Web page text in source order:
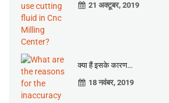
21 अक्टूबर, 2019
क्या हैं इसके कारण...
18 नवंबर, 2019